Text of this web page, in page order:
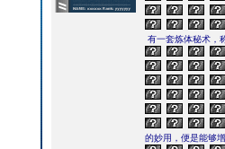
有一套炼体秘术，
的妙用，便是能够